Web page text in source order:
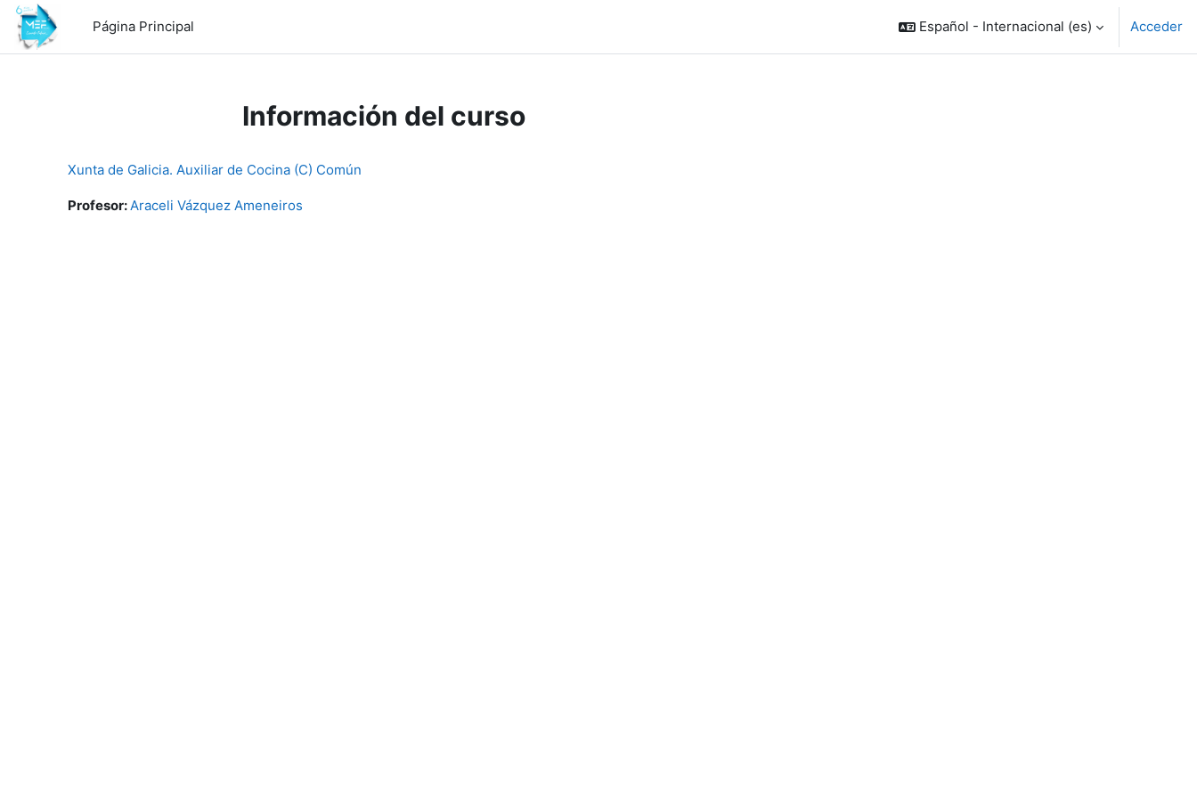
Salta al contenido principal
Página Principal
Español - Internacional ‎(es)‎ Acceder
Información del curso
Xunta de Galicia. Auxiliar de Cocina (C) Común
Profesor:Araceli Vázquez Ameneiros